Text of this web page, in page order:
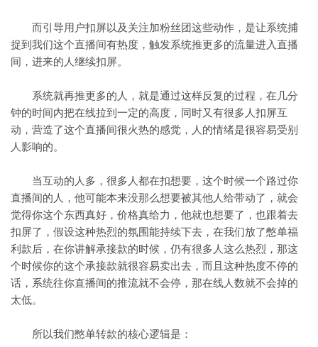
而引导用户扣屏以及关注加粉丝团这些动作，是让系统捕
捉到我们这个直播间有热度，触发系统推更多的流量进入直播
间，进来的人继续扣屏。
系统就再推更多的人，就是通过这样反复的过程，在几分
钟的时间内把在线拉到一定的高度，同时又有很多人扣屏互
动，营造了这个直播间很火热的感觉，人的情绪是很容易受别
人影响的。
当互动的人多，很多人都在扣想要，这个时候一个路过你
直播间的人，他可能本来没那么想要被其他人给带动了，就会
觉得你这个东西真好，价格真给力，他就也想要了，也跟着去
扣屏了，假设这种热烈的氛围能持续下去，在我们放了憋单福
利款后，在你讲解承接款的时候，仍有很多人这么热烈，那这
个时候你的这个承接款就很容易卖出去，而且这种热度不停的
话，系统往你直播间的推流就不会停，那在线人数就不会掉的
太低。
所以我们憋单转款的核心逻辑是：